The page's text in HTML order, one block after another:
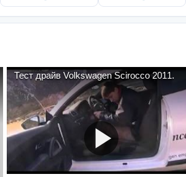
Тест драйв Volkswagen Scirocco 2011.